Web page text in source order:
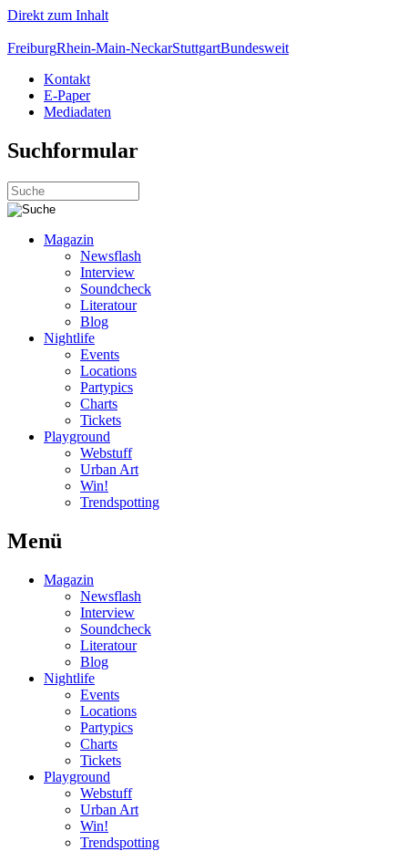
Direkt zum Inhalt
FreiburgRhein-Main-NeckarStuttgartBundesweit
Kontakt
E-Paper
Mediadaten
Suchformular
Magazin
Newsflash
Interview
Soundcheck
Literatour
Blog
Nightlife
Events
Locations
Partypics
Charts
Tickets
Playground
Webstuff
Urban Art
Win!
Trendspotting
Menü
Magazin
Newsflash
Interview
Soundcheck
Literatour
Blog
Nightlife
Events
Locations
Partypics
Charts
Tickets
Playground
Webstuff
Urban Art
Win!
Trendspotting